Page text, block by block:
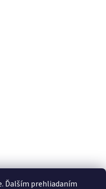
Ďalším prehliadaním